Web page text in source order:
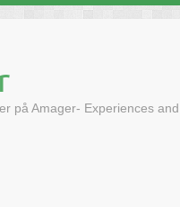
på Amager- Experiences